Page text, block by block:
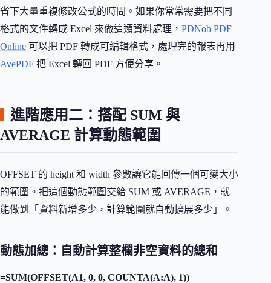
省下大量重複修改公式的時間。如果你常常需要把不同
格式的文件轉成 Excel 來做這類資料處理， PDNob PDF
Online 可以把 PDF 轉成可編輯格式，處理完的報表再用
AvePDF 把 Excel 轉回 PDF 方便分享。
進階應用二：搭配 SUM 與
AVERAGE 計算動態範圍
OFFSET 的 height 和 width 參數讓它能回傳一個可變大小
的範圍。把這個動態範圍交給 SUM 或 AVERAGE，就
能做到「資料新增多少，計算範圍就自動擴展多少」。
動態加總：自動計算整欄非空資料的總和
=SUM(OFFSET(A1, 0, 0, COUNTA(A:A), 1))